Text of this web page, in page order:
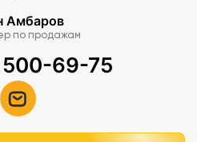
Амбаров
по продажам
69-75